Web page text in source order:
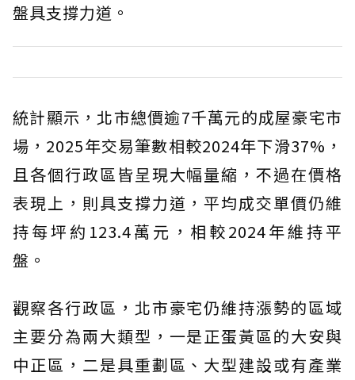
盤具支撐力道。
統計顯示，北市總價逾7千萬元的成屋豪宅市
場，2025年交易筆數相較2024年下滑37%，
且各個行政區皆呈現大幅量縮，不過在價格
表現上，則具支撐力道，平均成交單價仍維
持每坪約123.4萬元，相較2024年維持平
盤。
觀察各行政區，北市豪宅仍維持漲勢的區域
主要分為兩大類型，一是正蛋黃區的大安與
中正區，二是具重劃區、大型建設或有產業